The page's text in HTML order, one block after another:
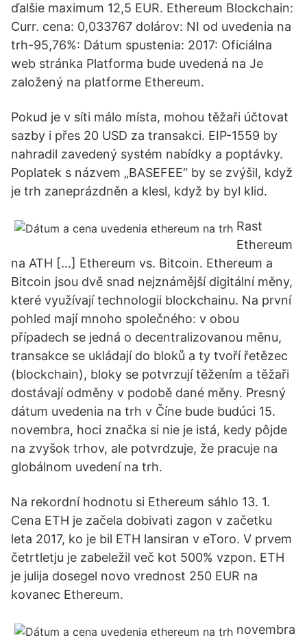
ďalšie maximum 12,5 EUR. Ethereum Blockchain:
Curr. cena: 0,033767 dolárov: NI od uvedenia na
trh-95,76%: Dátum spustenia: 2017: Oficiálna
web stránka Platforma bude uvedená na Je
založený na platforme Ethereum.
Pokud je v síti málo místa, mohou těžaři účtovat
sazby i přes 20 USD za transakci. EIP-1559 by
nahradil zavedený systém nabídky a poptávky.
Poplatek s názvem „BASEFEE“ by se zvýšil, když
je trh zaneprázdněn a klesl, když by byl klid.
Rast
Ethereum
na ATH […] Ethereum vs. Bitcoin. Ethereum a
Bitcoin jsou dvě snad nejznámější digitální měny,
které využívají technologii blockchainu. Na první
pohled mají mnoho společného: v obou
případech se jedná o decentralizovanou měnu,
transakce se ukládají do bloků a ty tvoří řetězec
(blockchain), bloky se potvrzují těžením a těžaři
dostávají odměny v podobě dané měny. Presný
dátum uvedenia na trh v Číne bude budúci 15.
novembra, hoci značka si nie je istá, kedy pôjde
na zvyšok trhov, ale potvrdzuje, že pracuje na
globálnom uvedení na trh.
Na rekordní hodnotu si Ethereum sáhlo 13. 1.
Cena ETH je začela dobivati zagon v začetku
leta 2017, ko je bil ETH lansiran v eToro. V prvem
četrtletju je zabeležil več kot 500% vzpon. ETH
je julija dosegel novo vrednost 250 EUR na
kovanec Ethereum.
novembra